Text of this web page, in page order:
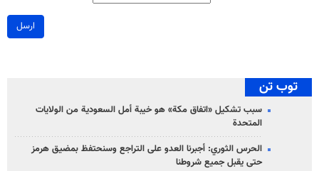
ارسل
توب تن
سبب تشكيل «اتفاق مكة» هو خيبة أمل السعودية من الولايات
المتحدة
الحرس الثوري: أجبرنا العدو على التراجع وسنحتفظ بمضيق هرمز
حتى يقبل جميع شروطنا